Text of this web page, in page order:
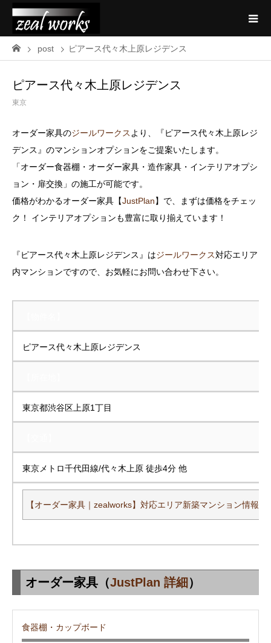
post ピアース代々木上原レジデンス
ピアース代々木上原レジデンス
東京
オーダー家具のジールワークス より、『ピアース代々木上原レジ
デンス』のマンションオプションをご提案いたします。
「オーダー食器棚・オーダー家具・造作家具・インテリアオプシ
ョン・扉交換」の施工が可能です。
価格がわかるオーダー家具【JustPlan】で、まずは価格をチェッ
ク！ インテリアオプションも豊富に取り揃えています！
『ピアース代々木上原レジデンス』はジールワークス対応エリア
内マンションですので、お気軽にお問い合わせ下さい。
ピアース代々木上原レジデンス
東京都渋谷区上原1丁目
東京メトロ千代田線/代々木上原 徒歩4分 他
【オーダー家具｜zealworks】対応エリア新築マンション情報一
オーダー家具（JustPlan 詳細 ）
食器棚・カップボード